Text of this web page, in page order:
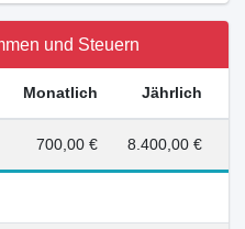
und Steuern
Monatlich Jährlich
700,00 € 8.400,00 €